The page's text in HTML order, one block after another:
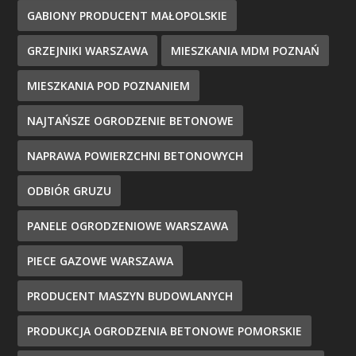
GABIONY PRODUCENT MAŁOPOLSKIE
GRZEJNIKI WARSZAWA MIESZKANIA MDM POZNAŃ
MIESZKANIA POD POZNANIEM
NAJTAŃSZE OGRODZENIE BETONOWE
NAPRAWA POWIERZCHNI BETONOWYCH
ODBIÓR GRUZU
PANELE OGRODZENIOWE WARSZAWA
PIECE GAZOWE WARSZAWA
PRODUCENT MASZYN BUDOWLANYCH
PRODUKCJA OGRODZENIA BETONOWE POMORSKIE